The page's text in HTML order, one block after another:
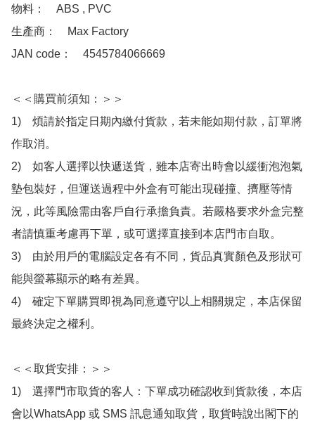
物料：　ABS , PVC
生產商：　Max Factory
JAN code：　4545784066669
＜＜購買前須知：＞＞
1)　煩請於指定日期內繳付貨款，若未能如期付款，訂單將
作取消。
2)　如客人選擇以快遞送貨，雖本店寄出時會以緩衝泡泡氣
墊包裝好，但運送過程中外盒有可能出現碰撞、擠壓等情
況，此等風險需由客戶自行承擔負責。若嚴格要求外盒完整
者請慎重考慮再下單，或可選擇直接到本店門市自取。
3)　由於用戶的電腦設定各有不同，貨品真實顏色及形狀可
能與螢幕顯示的略有差異。
4)　確定下單購買即視為同意遵守以上相關規定，本店保留
最終決定之權利。
＜＜取貨安排：＞＞
1)　選擇門市取貨的客人：下單成功確認收到貨款後，本店
會以WhatsApp 或 SMS 訊息通知取貨，取貨時說出閣下的